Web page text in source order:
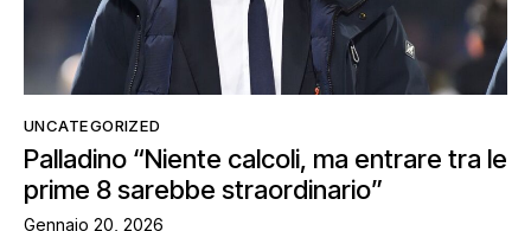
UNCATEGORIZED
Palladino “Niente calcoli, ma entrare tra le
prime 8 sarebbe straordinario”
Gennaio 20, 2026